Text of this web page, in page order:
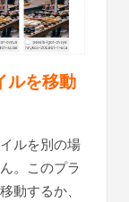
ルを移動
ルを別の場
。このプラ
動するか、